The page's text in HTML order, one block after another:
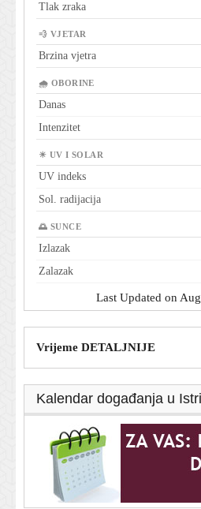
Tlak zraka
💨 VJETAR
Brzina vjetra
🌧 OBORINE
Danas
Intenzitet
☀ UV I SOLAR
UV indeks
Sol. radijacija
🌅 SUNCE
Izlazak
Zalazak
Last Updated on
Vrijeme DETALJNIJE
Kalendar događanja u Istri